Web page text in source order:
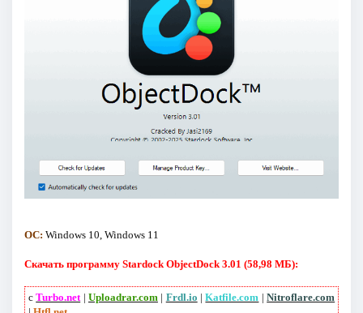
ОС: Windows 10, Windows 11
Скачать программу Stardock ObjectDock 3.01 (58,98 МБ):
сTurbo.net | Uploadrar.com | Frdl.io |Katfile.com |Nitroflare.com